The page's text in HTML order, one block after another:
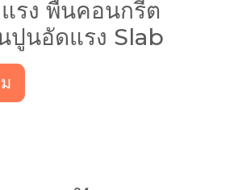
รง พื้นคอนกรีต
ปูนอัดแรง Slab